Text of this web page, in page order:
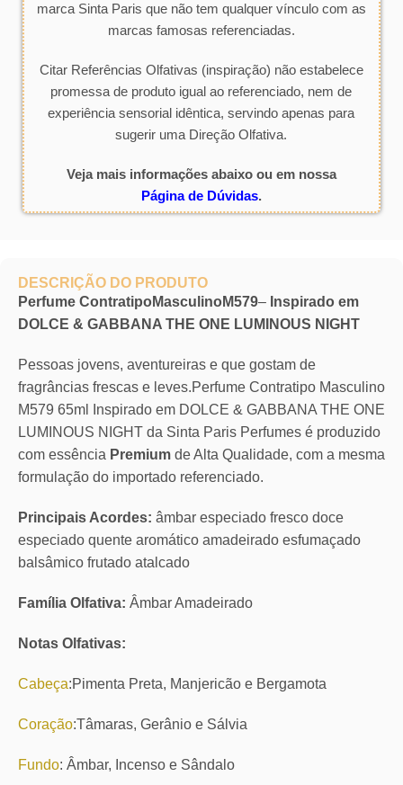
marca Sinta Paris que não tem qualquer vínculo com as
marcas famosas referenciadas.
Citar Referências Olfativas (inspiração) não estabelece
promessa de produto igual ao referenciado, nem de
experiência sensorial idêntica, servindo apenas para
sugerir uma Direção Olfativa.
Veja mais informações abaixo ou em nossa
Página de Dúvidas.
DESCRIÇÃO DO PRODUTO
Perfume ContratipoMasculinoM579– Inspirado em
DOLCE & GABBANA THE ONE LUMINOUS NIGHT
Pessoas jovens, aventureiras e que gostam de
fragrâncias frescas e leves.Perfume Contratipo Masculino
M579 65ml Inspirado em DOLCE & GABBANA THE ONE
LUMINOUS NIGHT da Sinta Paris Perfumes é produzido
com essência Premium de Alta Qualidade, com a mesma
formulação do importado referenciado.
Principais Acordes: âmbar especiado fresco doce
especiado quente aromático amadeirado esfumaçado
balsâmico frutado atalcado
Família Olfativa: Âmbar Amadeirado
Notas Olfativas:
Cabeça:Pimenta Preta, Manjericão e Bergamota
Coração:Tâmaras, Gerânio e Sálvia
Fundo: Âmbar, Incenso e Sândalo